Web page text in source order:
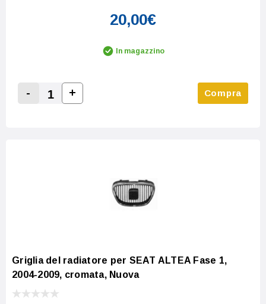
20,00€
In magazzino
Decrease Quantity:
-
Increase Quantity:
+ Compra
Griglia del radiatore per SEAT ALTEA Fase 1,
2004-2009, cromata, Nuova